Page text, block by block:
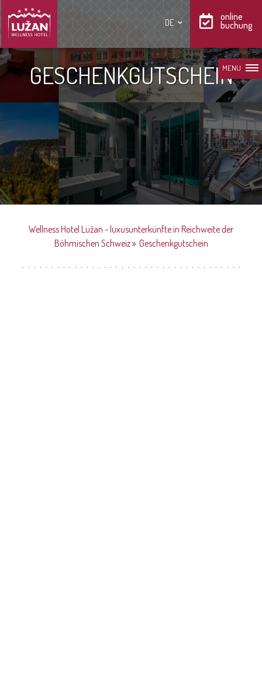
DE
online
buchung
MENU
GESCHENKGUTSCHEIN
Wellness Hotel Lužan - luxusunterkünfte in Reichweite der
Böhmischen Schweiz» Geschenkgutschein